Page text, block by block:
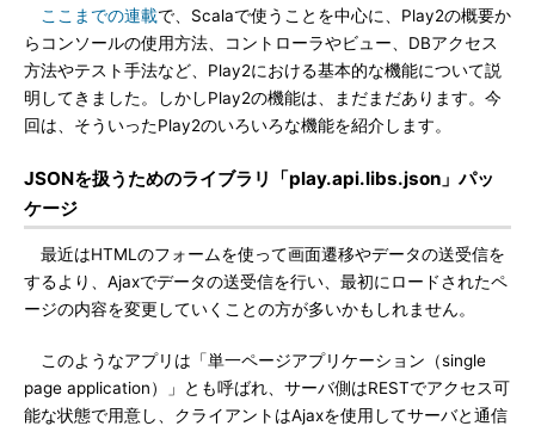
ここまでの連載で、Scalaで使うことを中心に、Play2の概要か
らコンソールの使用方法、コントローラやビュー、DBアクセス
方法やテスト手法など、Play2における基本的な機能について説
明してきました。しかしPlay2の機能は、まだまだあります。今
回は、そういったPlay2のいろいろな機能を紹介します。
JSONを扱うためのライブラリ「play.api.libs.json」パッ
ケージ
最近はHTMLのフォームを使って画面遷移やデータの送受信を
するより、Ajaxでデータの送受信を行い、最初にロードされたペ
ージの内容を変更していくことの方が多いかもしれません。
このようなアプリは「単一ページアプリケーション（single
page application）」とも呼ばれ、サーバ側はRESTでアクセス可
能な状態で用意し、クライアントはAjaxを使用してサーバと通信